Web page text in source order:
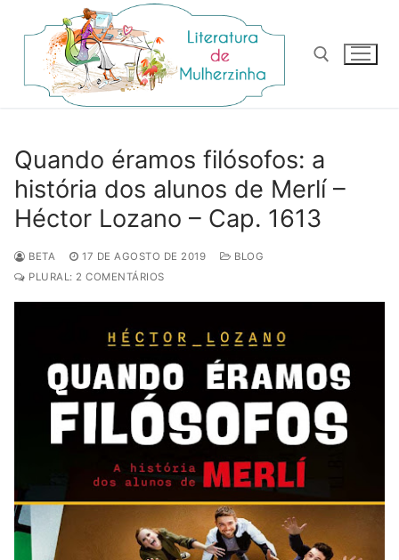
para
conteúdo
Quando éramos filósofos: a
história dos alunos de Merlí –
Héctor Lozano – Cap. 1613
BETA 17 DE AGOSTO DE 2019
BLOG
PLURAL: 2 COMENTÁRIOS